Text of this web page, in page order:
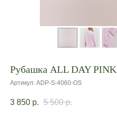
Рубашка ALL DAY PINK
Артикул: ADP-S-4060-OS
3 850 р. 5 500 р.